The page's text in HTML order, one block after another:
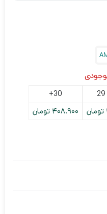
30+
تومان 408.900 تومان